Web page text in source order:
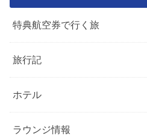
特典航空券で行く旅
旅行記
ホテル
ラウンジ情報